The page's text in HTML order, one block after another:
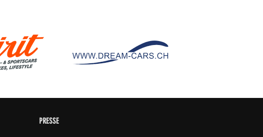
PRESSE